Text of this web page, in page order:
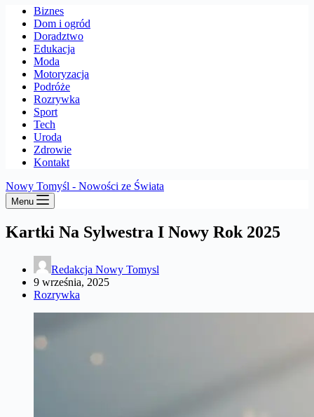
Biznes
Dom i ogród
Doradztwo
Edukacja
Moda
Motoryzacja
Podróże
Rozrywka
Sport
Tech
Uroda
Zdrowie
Kontakt
Nowy Tomyśl - Nowości ze Świata
Menu
Kartki Na Sylwestra I Nowy Rok 2025
Redakcja Nowy Tomysl
9 września, 2025
Rozrywka